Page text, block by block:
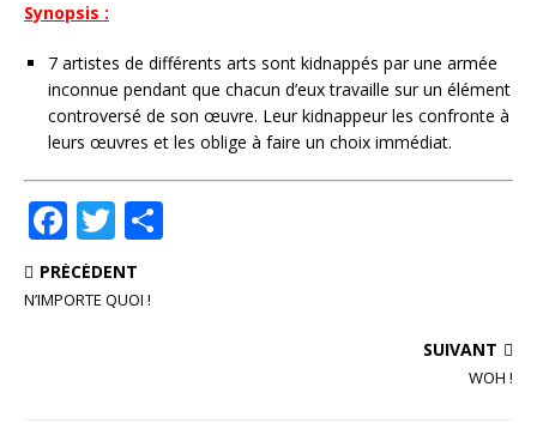
Synopsis :
7 artistes de différents arts sont kidnappés par une armée
inconnue pendant que chacun d’eux travaille sur un élément
controversé de son œuvre. Leur kidnappeur les confronte à
leurs œuvres et les oblige à faire un choix immédiat.
F
a
c
T
w
it
PRÉCÉDENT
N’IMPORTE QUOI !
SUIVANT
WOH !